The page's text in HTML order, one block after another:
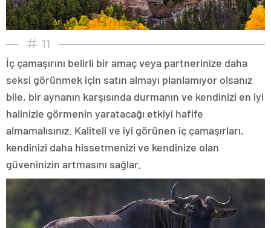
11
İç çamaşırını belirli bir amaç veya partnerinize daha
seksi görünmek için satın almayı planlamıyor olsanız
bile, bir aynanın karşısında durmanın ve kendinizi en iyi
halinizle görmenin yaratacağı etkiyi hafife
almamalısınız. Kaliteli ve iyi görünen iç çamaşırları,
kendinizi daha hissetmenizi ve kendinize olan
güveninizin artmasını sağlar.